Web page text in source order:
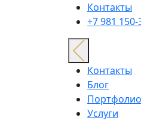
Контакты
+7 981 150-
Контакты
Блог
Портфолио
Услуги